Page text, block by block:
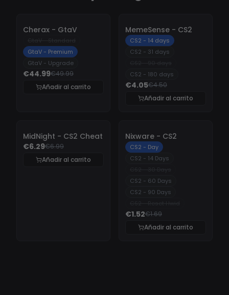
-
Cherax - GtaV
GtaV - Premium
GtaV - Upgrade
€44.99€49.99
Añadir al carrito
MemeSense - CS2
CS2 - 14 days
CS2 - 31 days
CS2 - 180 days
€4.05€4.50
Añadir al carrito
- 10%
MidNight - CS2 Cheat
€6.29€6.99
Añadir al carrito
-
Nixware - CS2
CS2 - Day
CS2 - 14 Days
CS2 - 60 Days
CS2 - 90 Days
€1.52€1.69
Añadir al carrito